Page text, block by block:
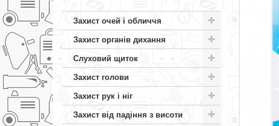
Захист очей і обличчя
Захист органів дихання
Слуховий щиток
Захист голови
Захист рук і ніг
Захист від падіння з висоти